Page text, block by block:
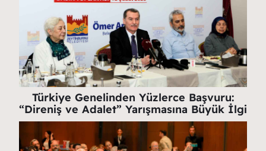
Türkiye Genelinden Yüzlerce Başvuru:
“Direniş ve Adalet” Yarışmasına Büyük İlgi